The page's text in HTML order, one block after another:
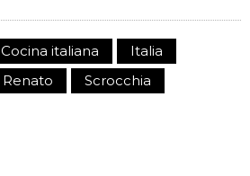
Cocina italiana
Italia
Renato Scrocchia